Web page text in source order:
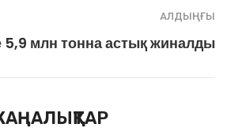
АЛДЫҢҒЫ
5,9 млн тонна астық жиналды